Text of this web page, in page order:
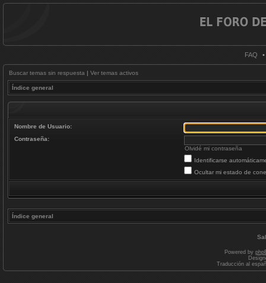
FAQ •
Buscar temas sin respuesta | Ver temas activos
Índice general
Nombre de Usuario:
Contraseña:
Olvidé mi contraseña
Identificarse
Ocultar mi estado de
Índice general
Powered by
Traducción al